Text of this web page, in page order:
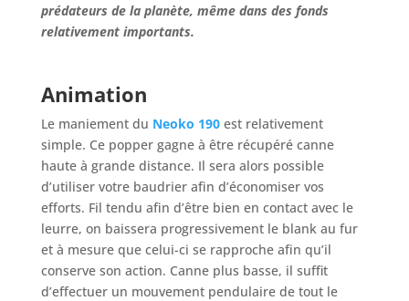
prédateurs de la planète, même dans des fonds
relativement importants.
Animation
Le maniement du Neoko 190 est relativement
simple. Ce popper gagne à être récupéré canne
haute à grande distance. Il sera alors possible
d’utiliser votre baudrier afin d’économiser vos
efforts. Fil tendu afin d’être bien en contact avec le
leurre, on baissera progressivement le blank au fur
et à mesure que celui-ci se rapproche afin qu’il
conserve son action. Canne plus basse, il suffit
d’effectuer un mouvement pendulaire de tout le